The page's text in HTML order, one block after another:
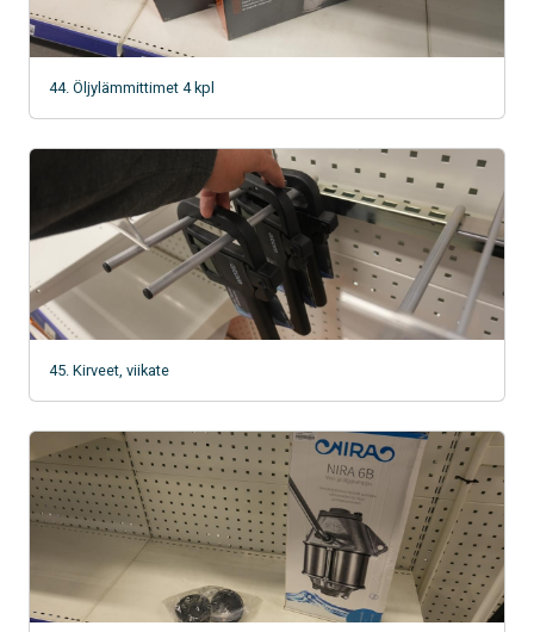
44. Öljylämmittimet 4 kpl
45. Kirveet, viikate